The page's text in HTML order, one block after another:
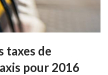
taxes de
pour 2016